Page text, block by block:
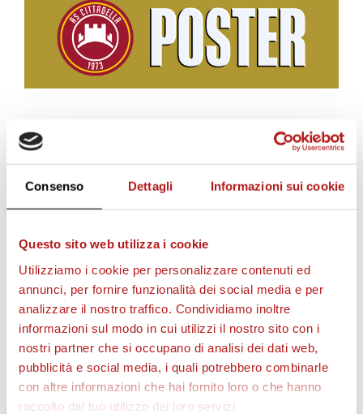
Consenso Dettagli Informazioni sui cookie
Questo sito web utilizza i cookie
Utilizziamo i cookie per personalizzare contenuti ed
annunci, per fornire funzionalità dei social media e per
analizzare il nostro traffico. Condividiamo inoltre
informazioni sul modo in cui utilizzi il nostro sito con i
nostri partner che si occupano di analisi dei dati web,
pubblicità e social media, i quali potrebbero combinarle
con altre informazioni che hai fornito loro o che hanno
raccolto dal tuo utilizzo dei loro servizi.
BIGLIETTI
AS CITTADELLA STORE